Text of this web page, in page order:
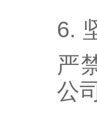
6.
严
公